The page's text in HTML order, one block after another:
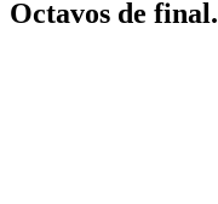
Octavos de final.